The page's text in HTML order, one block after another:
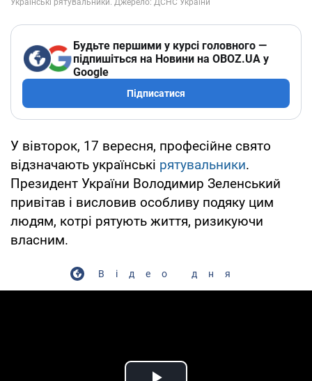
Будьте першими у курсі головного —
підпишіться на Новини на OBOZ.UA у
Google
Підписатися
У вівторок, 17 вересня, професійне свято
відзначають українські рятувальники.
Президент України Володимир Зеленський
привітав і висловив особливу подяку цим
людям, котрі рятують життя, ризикуючи
власним.
Відео дня